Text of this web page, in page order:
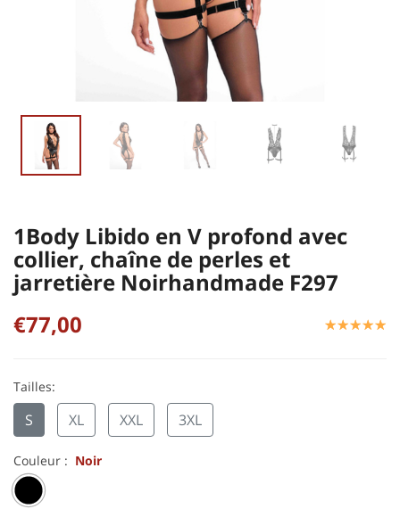
1Body Libido en V profond avec
collier, chaîne de perles et
jarretière Noirhandmade F297
€77,00
☆☆☆☆☆
★★★★★
Tailles:
S XL XXL 3XL
Couleur : Noir